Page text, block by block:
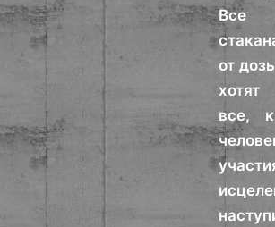
Все
от
все,